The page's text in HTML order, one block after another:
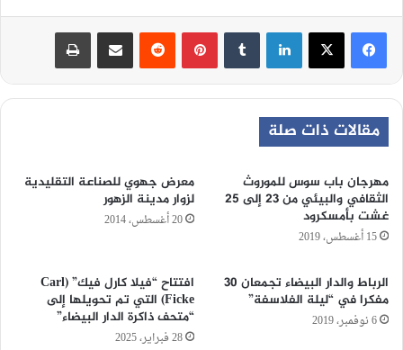
لينكدإن بينتيريست
مقالات ذات صلة
مهرجان باب سوس للموروث
الثقافي والبيئي من 23 إلى 25
غشت بأمسكرود
15 أغسطس، 2019
معرض جهوي للصناعة التقليدية
لزوار مدينة الزهور
20 أغسطس، 2014
الرباط والدار البيضاء تجمعان 30
مفكرا في “ليلة الفلاسفة”
6 نوفمبر، 2019
افتتاح “فيلا كارل فيك” (Carl
Ficke) التي تم تحويلها إلى
“متحف ذاكرة الدار البيضاء”
28 فبراير، 2025